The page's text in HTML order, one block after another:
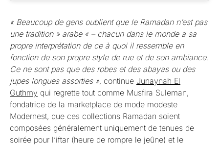
« Beaucoup de gens oublient que le Ramadan n’est pas
une tradition » arabe « – chacun dans le monde a sa
propre interprétation de ce à quoi il ressemble en
fonction de son propre style de rue et de son ambiance.
Ce ne sont pas que des robes et des abayas ou des
jupes longues assorties », continue Junaynah El
Guthmy qui regrette tout comme Musfira Suleman,
fondatrice de la marketplace de mode modeste
Modernest, que ces collections Ramadan soient
composées généralement uniquement de tenues de
soirée pour l’iftar (heure de rompre le jeûne) et le